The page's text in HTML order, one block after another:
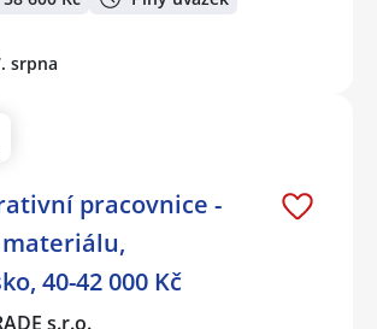
srpna
pracovnice -
40-42 000 Kč
s.r.o.